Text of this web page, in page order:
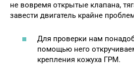
не вовремя открытые клапана,
завести двигатель крайне
Для проверки нам
помощью него
крепления кожуха ГРМ.